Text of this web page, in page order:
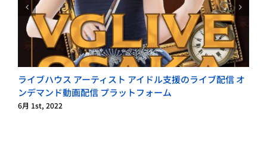
ライブハウス アーティスト アイドル支援のライブ配信 オ
ンデマンド動画配信 プラットフォーム
6月 1st, 2022